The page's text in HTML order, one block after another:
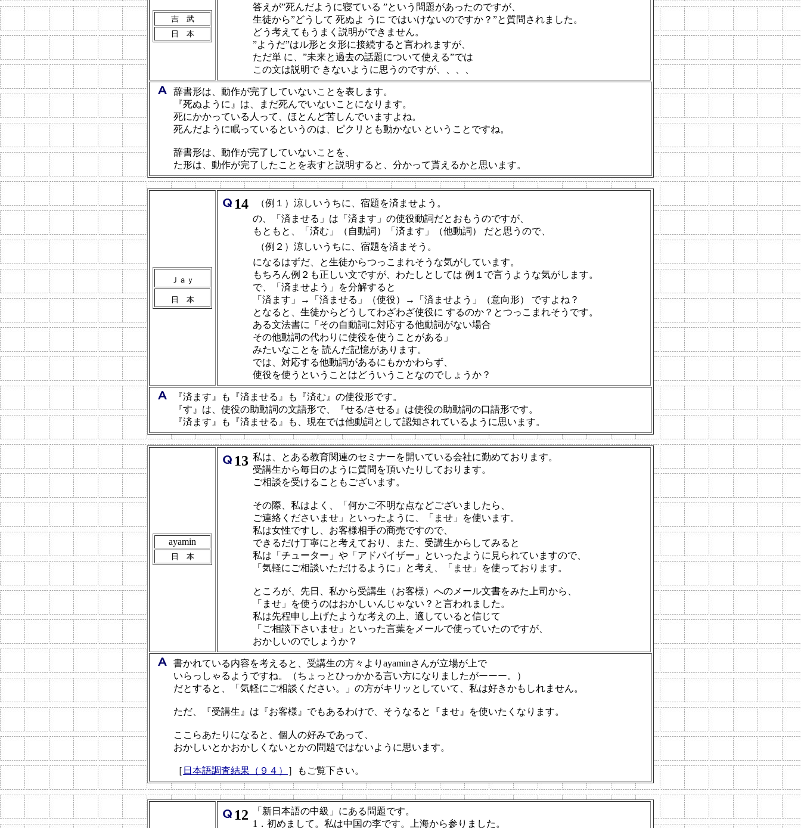
吉 武
日 本
答えが”死んだように寝ている ”という問題があったのですが、
生徒から”どうして 死ぬよ うに ではいけないのですか？”と質問されました。
どう考えてもうまく説明ができません。
”ようだ”はル形とタ形に接続すると言われますが、
ただ単 に、”未来と過去の話題について使える”では
この文は説明で きないように思うのですが、、、、
辞書形は、動作が完了していないことを表します。
『死ぬように』は、まだ死んでいないことになります。
死にかかっている人って、ほとんど苦しんでいますよね。
死んだように眠っているというのは、ピクリとも動かない ということですね。
辞書形は、動作が完了していないことを、
た形は、動作が完了したことを表すと説明すると、分かって貰えるかと思います。
Ｊａｙ
日 本
14
（例１）涼しいうちに、宿題を済ませよう。
の、「済ませる」は「済ます」の使役動詞だとおもうのですが、
もともと、「済む」（自動詞）「済ます」（他動詞） だと思うので、
（例２）涼しいうちに、宿題を済まそう。
になるはずだ、と生徒からつっこまれそうな気がしています。
もちろん例２も正しい文ですが、わたしとしては 例１で言うような気がします。
で、「済ませよう」を分解すると
「済ます」→「済ませる」（使役）→「済ませよう」（意向形） ですよね？
となると、生徒からどうしてわざわざ使役に するのか？とつっこまれそうです。
ある文法書に「その自動詞に対応する他動詞がない場合
その他動詞の代わりに使役を使うことがある」
みたいなことを 読んだ記憶があります。
では、対応する他動詞があるにもかかわらず、
使役を使うということはどういうことなのでしょうか？
『済ます』も『済ませる』も『済む』の使役形です。
『す』は、使役の助動詞の文語形で、『せる/させる』は使役の助動詞の口語形です。
『済ます』も『済ませる』も、現在では他動詞として認知されているように思います。
ayamin
日 本
13 私は、と ある教育関連のセミナーを開いている会社に勤めております。
受講生から毎日のように質問を頂いたりしております。
ご相談を受けることもございます。
その際、私はよく、「何かご不明な点などございましたら、
ご連絡くださいませ」といったように、「ませ」を使います。
私は女性ですし、お客様相手の商売ですので、
できるだけ丁寧にと考えており、また、受講生からしてみると
私は「チューター」や「アドバイザー」といったように見られていますので、
「気軽にご相談いただけるように」と考え、「ませ」を使っております。
ところが、先日、私から受講生（お客様）へのメール文書をみた上司から、
「ませ」を使うのはおかしいんじゃない？と言われました。
私は先程申し上げたような考えの上、適していると信じて
「ご相談下さいませ」といった言葉をメールで使っていたのですが、
おかしいのでしょうか？
書かれている内容を考えると、受講生の方々よりayaminさんが立場が上で
いらっしゃるようですね。（ちょっとひっかかる言い方になりましたがーーー。）
だとすると、「気軽にご相談ください。」の方がキリッとしていて、私は好きかもしれません。
ただ、『受講生』は『お客様』でもあるわけで、そうなると『ませ』を使いたくなります。
ここらあたりになると、個人の好みであって、
おかしいとかおかしくないとかの問題ではないように思います。
［ 日本語調査結果（９４） ］もご覧下さい。
12
「新日本語の中級」にある問題です。
1．初めまして。私は中国の李です。上海から参りました。